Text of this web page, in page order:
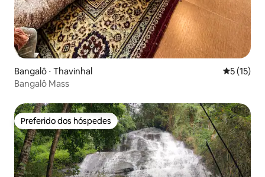
Bangalô ⋅ Thavinhal 5 de uma
5 (15)
Bangalô Mass
Preferido dos hóspedes
Preferido dos hóspedes